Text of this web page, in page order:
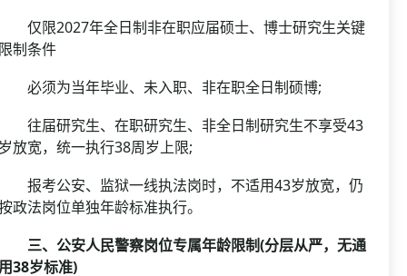
限2027年全日制非在职应届硕士、博士研究生关键
制条件
须为当年毕业、未入职、非在职全日制硕博;
届研究生、在职研究生、非全日制研究生不享受43
放宽，统一执行38周岁上限;
考公安、监狱一线执法岗时，不适用43岁放宽，仍
政法岗位单独年龄标准执行。
、公安人民警察岗位专属年龄限制(分层从严，无通
38岁标准)